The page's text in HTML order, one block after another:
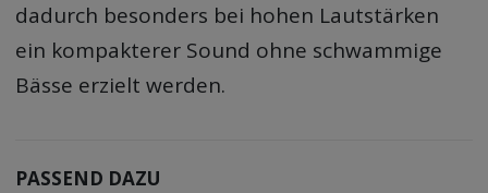
dadurch besonders bei hohen Lautstärken
ein kompakterer Sound ohne schwammige
Bässe erzielt werden.
PASSEND DAZU